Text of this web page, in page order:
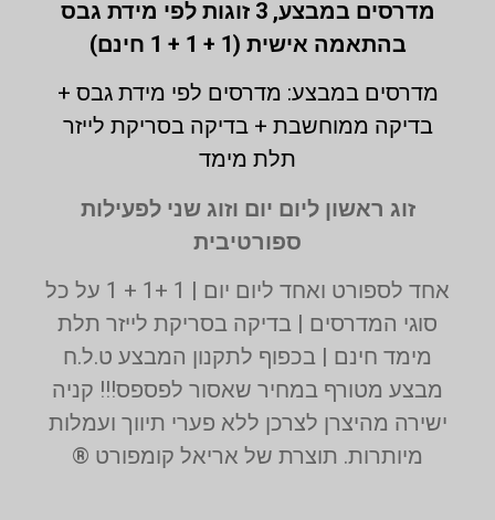
מדרסים במבצע,
3 זוגות לפי מידת גבס
בהתאמה אישית (1 + 1 + 1 חינם)
מדרסים במבצע: מדרסים לפי מידת גבס +
בדיקה ממוחשבת + בדיקה בסריקת לייזר
תלת מימד
זוג ראשון ליום יום וזוג שני לפעילות
ספורטיבית
אחד לספורט ואחד ליום יום | 1 +1 + 1 על כל
סוגי המדרסים | בדיקה בסריקת לייזר תלת
מימד חינם | בכפוף לתקנון המבצע ט.ל.ח
מבצע מטורף במחיר שאסור לפספס!!! קניה
ישירה מהיצרן לצרכן ללא פערי תיווך ועמלות
מיותרות. תוצרת של אריאל קומפורט ®